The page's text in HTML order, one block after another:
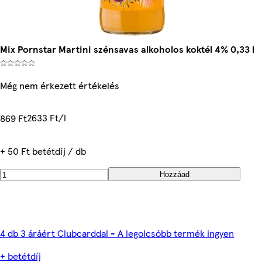
Mix Pornstar Martini szénsavas alkoholos koktél 4% 0,33 l
Még nem érkezett értékelés
869 Ft2633 Ft/l
+ 50 Ft betétdíj / db
Hozzáad
4 db 3 áráért Clubcarddal - A legolcsóbb termék ingyen
+ betétdíj